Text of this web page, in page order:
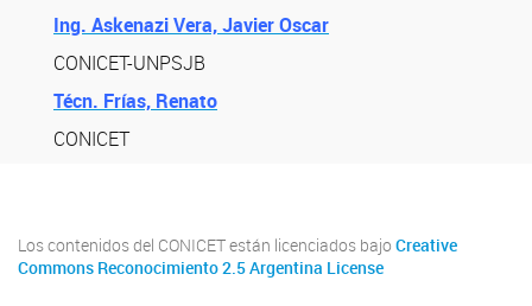
Ing. Askenazi Vera, Javier Oscar
CONICET-UNPSJB
Técn. Frías, Renato
CONICET
Los contenidos del CONICET están licenciados bajo Creative
Commons Reconocimiento 2.5 Argentina License